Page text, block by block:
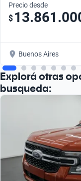
Precio desde
$
Buenos Aires
Explorá otras
busqueda: